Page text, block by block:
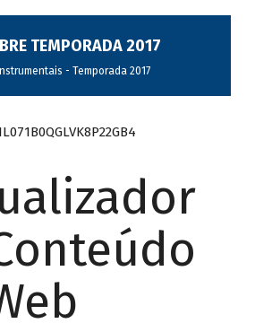
TEMPORADA 2017
- Temporada 2017